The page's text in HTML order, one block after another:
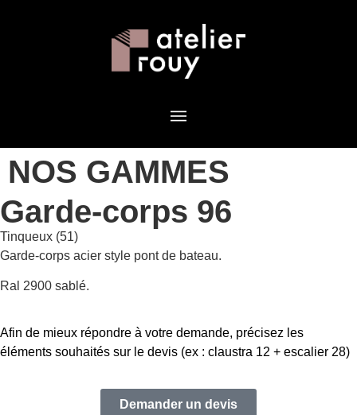
NOS GAMMES
Garde-corps 96
Tinqueux (51)
Garde-corps acier style pont de bateau.
Ral 2900 sablé.
Afin de mieux répondre à votre demande, précisez les
éléments souhaités sur le devis (ex : claustra 12 + escalier 28)
Demander un devis